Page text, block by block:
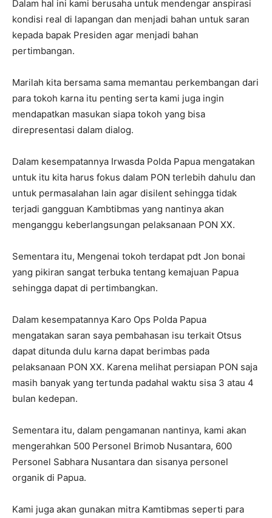
Dalam hal ini kami berusaha untuk mendengar anspirasi
kondisi real di lapangan dan menjadi bahan untuk saran
kepada bapak Presiden agar menjadi bahan
pertimbangan.
Marilah kita bersama sama memantau perkembangan dari
para tokoh karna itu penting serta kami juga ingin
mendapatkan masukan siapa tokoh yang bisa
direpresentasi dalam dialog.
Dalam kesempatannya Irwasda Polda Papua mengatakan
untuk itu kita harus fokus dalam PON terlebih dahulu dan
untuk permasalahan lain agar disilent sehingga tidak
terjadi gangguan Kambtibmas yang nantinya akan
menganggu keberlangsungan pelaksanaan PON XX.
Sementara itu, Mengenai tokoh terdapat pdt Jon bonai
yang pikiran sangat terbuka tentang kemajuan Papua
sehingga dapat di pertimbangkan.
Dalam kesempatannya Karo Ops Polda Papua
mengatakan saran saya pembahasan isu terkait Otsus
dapat ditunda dulu karna dapat berimbas pada
pelaksanaan PON XX. Karena melihat persiapan PON saja
masih banyak yang tertunda padahal waktu sisa 3 atau 4
bulan kedepan.
Sementara itu, dalam pengamanan nantinya, kami akan
mengerahkan 500 Personel Brimob Nusantara, 600
Personel Sabhara Nusantara dan sisanya personel
organik di Papua.
Kami juga akan gunakan mitra Kamtibmas seperti para